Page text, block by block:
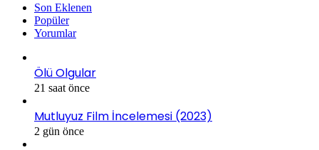
Son Eklenen
Popüler
Yorumlar
Ölü Olgular
21 saat önce
Mutluyuz Film İncelemesi (2023)
2 gün önce